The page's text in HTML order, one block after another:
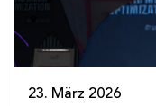
23. März 2026